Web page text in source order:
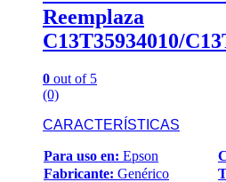
Reemplaza
C13T35934010/
0 out of 5
(0)
CARACTERÍSTICAS
Para uso en: Epson
Fabricante: Genérico